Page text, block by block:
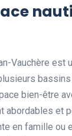
Vauchère est
bien-être
abordables et
en famille ou